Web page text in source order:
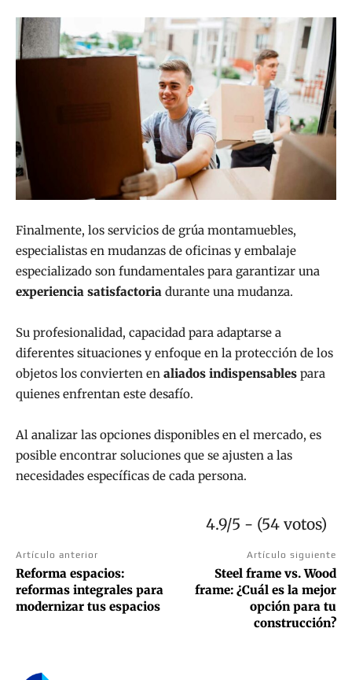
Finalmente, los servicios de grúa montamuebles,
especialistas en mudanzas de oficinas y embalaje
especializado son fundamentales para garantizar una
experiencia satisfactoria durante una mudanza.
Su profesionalidad, capacidad para adaptarse a
diferentes situaciones y enfoque en la protección de los
objetos los convierten en aliados indispensables para
quienes enfrentan este desafío.
Al analizar las opciones disponibles en el mercado, es
posible encontrar soluciones que se ajusten a las
necesidades específicas de cada persona.
4.9/5 - (54 votos)
Artículo anterior
Reforma espacios:
reformas integrales para
modernizar tus espacios
Artículo siguiente
Steel frame vs. Wood
frame: ¿Cuál es la mejor
opción para tu
construcción?